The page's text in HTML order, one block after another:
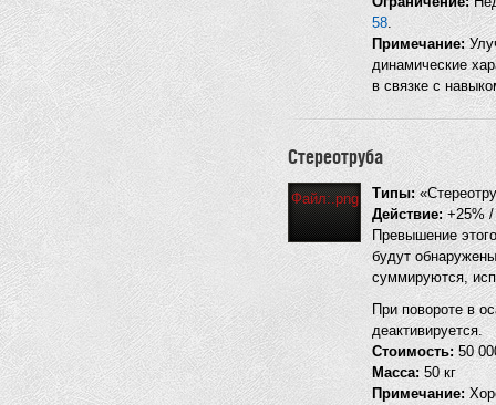
58.
Примечание:
динамические
в связке с
Стереотруба
Файл:.png Типы:
Действие: +25% /
Превышение
будут
суммируются,
При повороте в
деактивируется.
Стоимость: 50
Масса: 50 кг
Примечание: